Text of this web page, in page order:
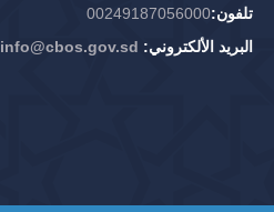
تلفون:00249187056000
البريد الألكتروني: info@cbos.gov.sd